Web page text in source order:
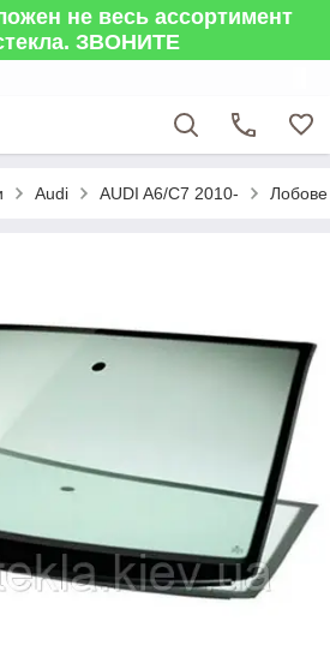
не весь ассортимент
ЗВОНИТЕ
Audi AUDI A6/C7 2010-